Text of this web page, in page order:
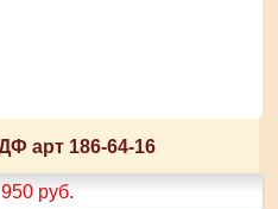
арт 186-64-16
руб.